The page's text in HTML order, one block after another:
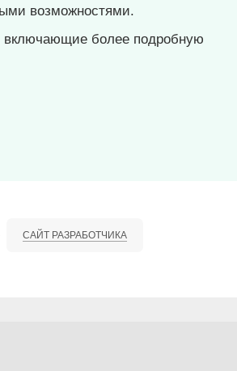
возможностями.
более подробную
САЙТ РАЗРАБОТЧИКА